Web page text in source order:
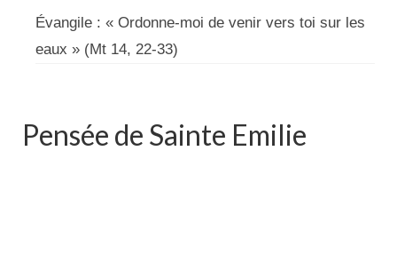
Évangile : « Ordonne-moi de venir vers toi sur les
eaux » (Mt 14, 22-33)
Pensée de Sainte Emilie